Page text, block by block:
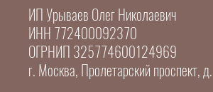
ИП Урываев Олег Николаевич
ИНН 772400092370
ОГРНИП 325774600124969
г. Москва, Пролетарский проспект,